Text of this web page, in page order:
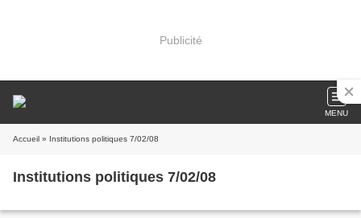
Publicité
MENU
Accueil » Institutions politiques 7/02/08
Institutions politiques 7/02/08